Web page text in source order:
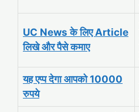
UC News के लिए Article
लिखे और पैसे कमाए
यह एप्प देगा आपको 10000
रुपये